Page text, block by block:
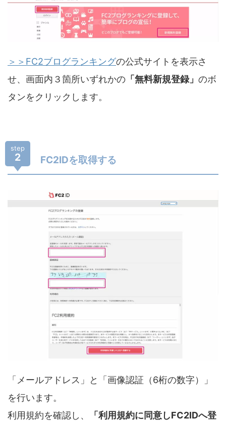
＞＞FC2ブログランキングの公式サイトを表示さ
せ、画面内３箇所いずれかの 「無料新規登録」 のボ
タンをクリックします。
step
2 FC2IDを取得する
「メールアドレス」と「画像認証（6桁の数字）」
を行います。
利用規約を確認し、
「利用規約に同意しFC2IDへ登